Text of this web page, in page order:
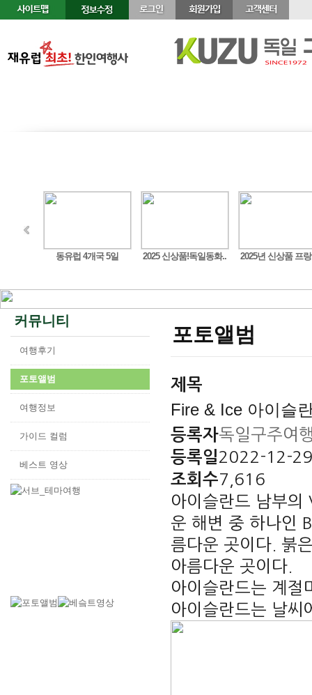
2025 신상품!독일동화.. 2025년
, 잘츠캄머구트,.. 동유럽 4개국 5일
커뮤니티
여행후기
포토앨범
여행정보
가이드 컬럼
베스트 영상
포토앨범
제목
Fire & Ice 아이슬
등록자독일구주여
등록일2022-12-
조회수7,616
아이슬란드 남부
운 해변 중 하나인
름다운 곳이다. 붉
아름다운 곳이다.
아이슬란드는 계절
아이슬란드는 날